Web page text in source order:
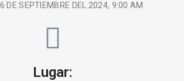
DE SEPTIEMBRE DEL 2024, 9:00 AM
Lugar: